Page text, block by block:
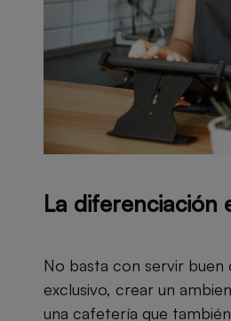
La diferenciación
No basta con servir buen
exclusivo, crear un
una cafetería que